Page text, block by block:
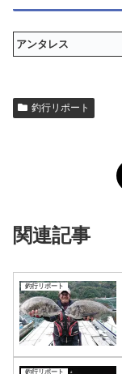
アンタレス
釣行リポート
関連記事
釣行リポート
釣行リポート